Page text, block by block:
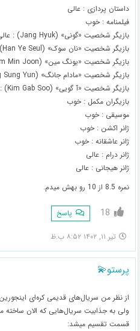
داستان پردازی : عالی
فیلمنامه : خوب
بازیگر شخصیت «گونی» (Jang Hyuk) : عالی
بازیگر شخصیت «نان سوک» (Han Ye Seul) : خوب
بازیگر شخصیت «یونگ مین» (Kim Min Joon) : خوب
بازیگر شخصیت «مادام جانگ» (Kang Sung Yun) : عالی
بازیگر شخصیت «آ گویی» (Kim Gab Soo) : عالی
بازیگران مکمل : خوب
موسیقی : خوب
ژانر اکشن : خوب
ژانر عاشقانه : خوب
ژانر درام : عالی
ژانر هیجانی : عالی
نمره 8.5 از 10 رو بهش میدم.
18 پاسخ
تیر ۱۱, ۱۴۰۲ ۸:۵۲ ب.ظ
پرستو💫
از نظر من سریال‌های قدیمی کره‌ای
ولی به جذابیت سریال‌هایی که الان
قسمت تقسیم میشد: